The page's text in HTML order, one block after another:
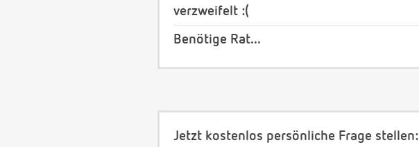
verzweifelt :(
Benötige Rat...
Jetzt kostenlos persönliche Frage stellen: